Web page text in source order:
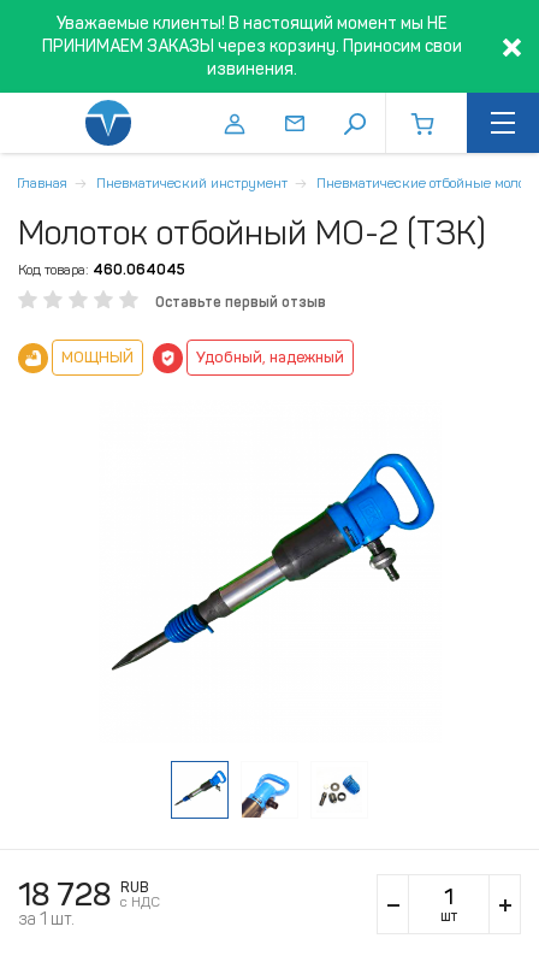
Уважаемые клиенты! В настоящий момент мы НЕ
ПРИНИМАЕМ ЗАКАЗЫ через корзину. Приносим свои
извинения.
Главная Пневматический инструмент Пневматические отбойные
Молоток отбойный МО-2 (ТЗК)
Код товара: 460.064045
Оставьте первый отзыв
МОЩНЫЙ Удобный, надежный
18 728
RUB
c НДС
за 1 шт. шт